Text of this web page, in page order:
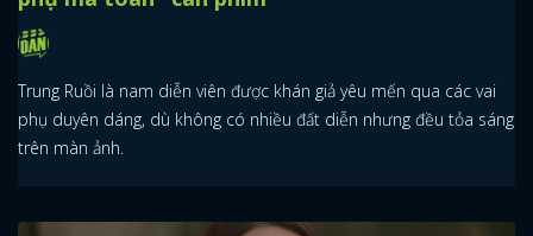
Trung Ruồi là nam diễn viên được khán giả yêu mến qua các vai
phụ duyên dáng, dù không có nhiều đất diễn nhưng đều tỏa sáng
trên màn ảnh.